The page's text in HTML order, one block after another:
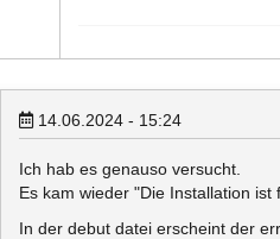
14.06.2024 - 15:24
Ich hab es genauso versucht.
Es kam wieder "Die Installation ist
In der debut datei erscheint der